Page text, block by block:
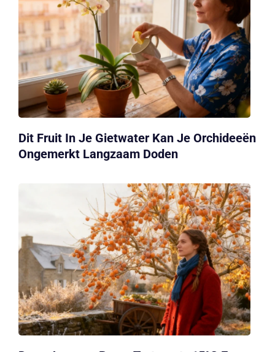
Dit Fruit In Je Gietwater Kan Je Orchideeën
Ongemerkt Langzaam Doden